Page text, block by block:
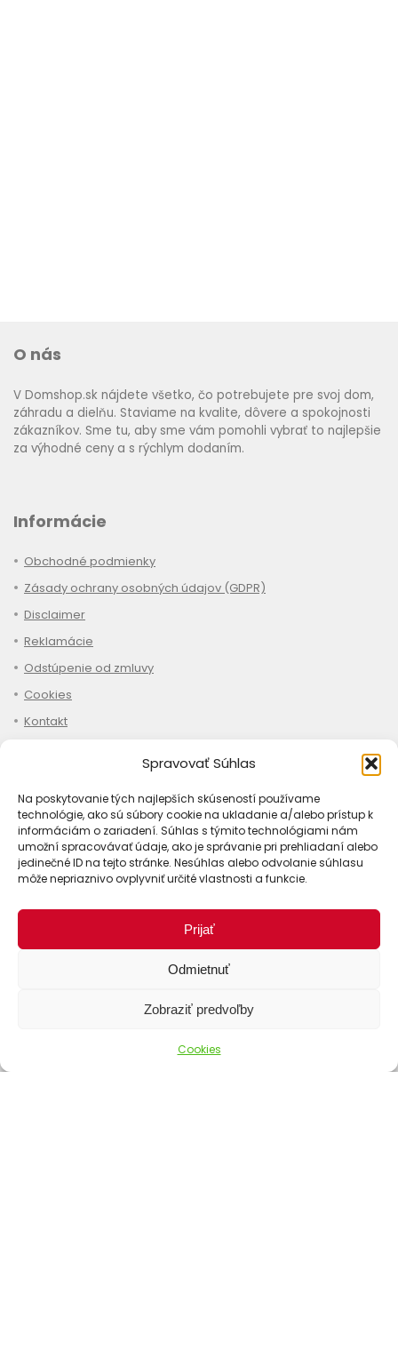
Spravovať Súhlas
Na poskytovanie tých najlepších skúseností používame
technológie, ako sú súbory cookie na ukladanie a/alebo prístup k
informáciám o zariadení. Súhlas s týmito technológiami nám
umožní spracovávať údaje, ako je správanie pri prehliadaní alebo
jedinečné ID na tejto stránke. Nesúhlas alebo odvolanie súhlasu
môže nepriaznivo ovplyvniť určité vlastnosti a funkcie.
Prijať
Odmietnuť
Zobraziť predvoľby
Cookies
O nás
V Domshop.sk nájdete všetko, čo potrebujete pre svoj dom,
záhradu a dielňu. Staviame na kvalite, dôvere a spokojnosti
zákazníkov. Sme tu, aby sme vám pomohli vybrať to najlepšie
za výhodné ceny a s rýchlym dodaním.
Informácie
Obchodné podmienky
Zásady ochrany osobných údajov (GDPR)
Disclaimer
Reklamácie
Odstúpenie od zmluvy
Cookies
Kontakt
Nákup
Ako objednať
Doprava